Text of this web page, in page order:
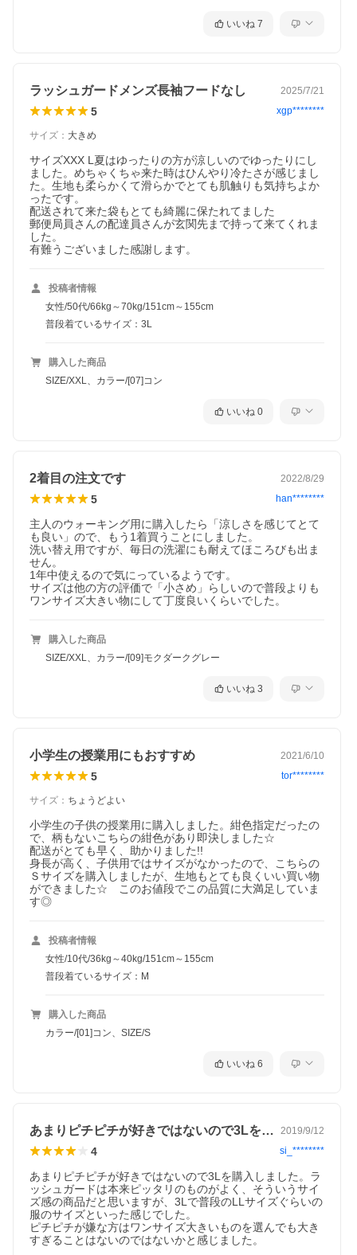
いいね 7
ラッシュガードメンズ長袖フードなし 2025/7/21
5 xgp********
サイズ ： 大きめ
サイズXXX L夏はゆったりの方が涼しいのでゆったりにし
ました。めちゃくちゃ来た時はひんやり冷たさが感じまし
た。生地も柔らかくて滑らかでとても肌触りも気持ちよか
ったです。
配送されて来た袋もとても綺麗に保たれてました
郵便局員さんの配達員さんが玄関先まで持って来てくれま
した。
有難うございました感謝します。
投稿者情報
女性/50代/66kg～70kg/151cm～155cm
普段着ているサイズ：3L
購入した商品
SIZE/XXL、カラー/[07]コン
いいね 0
2着目の注文です 2022/8/29
5 han********
主人のウォーキング用に購入したら「涼しさを感じてとて
も良い」ので、もう1着買うことにしました。
洗い替え用ですが、毎日の洗濯にも耐えてほころびも出ま
せん。
1年中使えるので気にっているようです。
サイズは他の方の評価で「小さめ」らしいので普段よりも
ワンサイズ大きい物にして丁度良いくらいでした。
購入した商品
SIZE/XXL、カラー/[09]モクダークグレー
いいね 3
小学生の授業用にもおすすめ 2021/6/10
5 tor********
サイズ ： ちょうどよい
小学生の子供の授業用に購入しました。紺色指定だったの
で、柄もないこちらの紺色があり即決しました☆
配送がとても早く、助かりました!!
身長が高く、子供用ではサイズがなかったので、こちらの
Ｓサイズを購入しましたが、生地もとても良くいい買い物
ができました☆　このお値段でこの品質に大満足していま
す◎
投稿者情報
女性/10代/36kg～40kg/151cm～155cm
普段着ているサイズ：M
購入した商品
カラー/[01]コン、SIZE/S
いいね 6
あまりピチピチが好きではないので3Lを… 2019/9/12
4 si_********
あまりピチピチが好きではないので3Lを購入しました。ラ
ッシュガードは本来ピッタリのものがよく、そういうサイ
ズ感の商品だと思いますが、3Lで普段のLLサイズぐらいの
服のサイズといった感じでした。
ピチピチが嫌な方はワンサイズ大きいものを選んでも大き
すぎることはないのではないかと感じました。